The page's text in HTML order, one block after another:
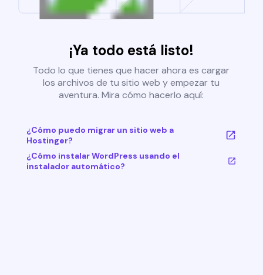
¡Ya todo está listo!
Todo lo que tienes que hacer ahora es cargar
los archivos de tu sitio web y empezar tu
aventura. Mira cómo hacerlo aquí:
¿Cómo puedo migrar un sitio web a
Hostinger?
¿Cómo instalar WordPress usando el
instalador automático?